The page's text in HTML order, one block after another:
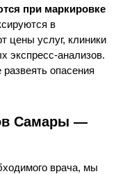
при маркировке
в
цены услуг, клиники
экспресс-анализов.
опасения
Самары —
врача, мы